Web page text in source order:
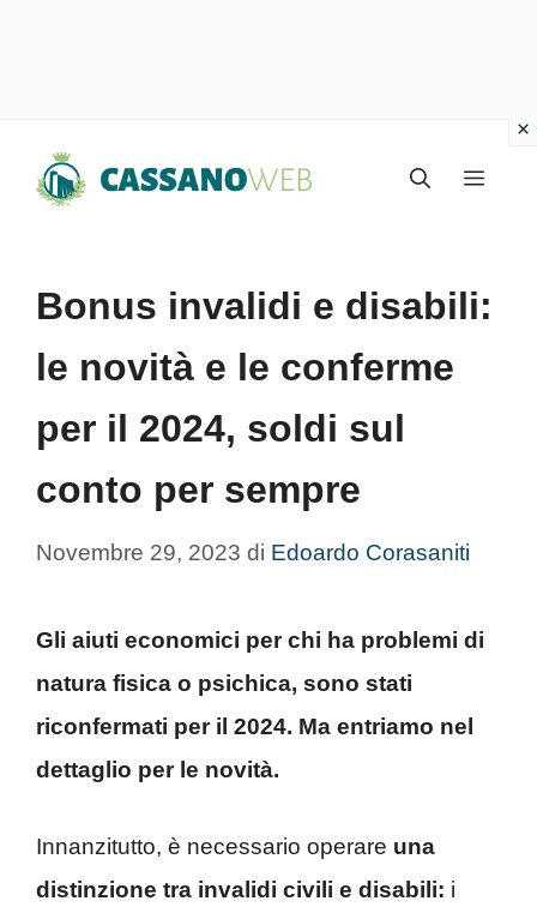
Menu
Bonus invalidi e disabili:
le novità e le conferme
per il 2024, soldi sul
conto per sempre
Novembre 29, 2023 di Edoardo Corasaniti
Gli aiuti economici per chi ha problemi di
natura fisica o psichica, sono stati
riconfermati per il 2024. Ma entriamo nel
dettaglio per le novità.
Innanzitutto, è necessario operare una
distinzione tra invalidi civili e disabili: i